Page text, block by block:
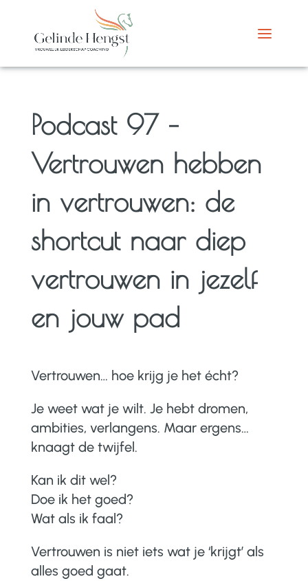
Podcast 97 –
Vertrouwen hebben
in vertrouwen: de
shortcut naar diep
vertrouwen in jezelf
en jouw pad
Vertrouwen… hoe krijg je het écht?
Je weet wat je wilt. Je hebt dromen,
ambities, verlangens. Maar ergens…
knaagt de twijfel.
Kan ik dit wel?
Doe ik het goed?
Wat als ik faal?
Vertrouwen is niet iets wat je ‘krijgt’ als
alles goed gaat.